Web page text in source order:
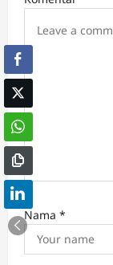
n
Nama *